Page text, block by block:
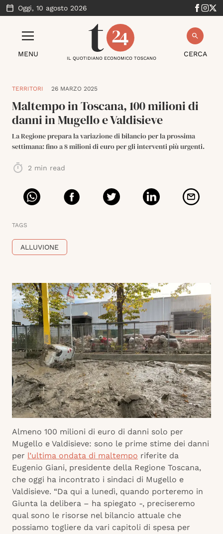
Oggi, 10 agosto 2026
MENU CERCA
IL QUOTIDIANO ECONOMICO TOSCANO
TERRITORI 26 MARZO 2025
Maltempo in Toscana, 100 milioni di
danni in Mugello e Valdisieve
La Regione prepara la variazione di bilancio per la prossima
settimana: fino a 8 milioni di euro per gli interventi più urgenti.
2 min read
TAGS
ALLUVIONE
Almeno 100 milioni di euro di danni solo per
Mugello e Valdisieve: sono le prime stime dei danni
per l’ultima ondata di maltempo riferite da
Eugenio Giani, presidente della Regione Toscana,
che oggi ha incontrato i sindaci di Mugello e
Valdisieve. “Da qui a lunedì, quando porteremo in
Giunta la delibera – ha spiegato -, preciseremo
qual sono le risorse nel bilancio attuale che
possiamo togliere da vari capitoli di spesa per